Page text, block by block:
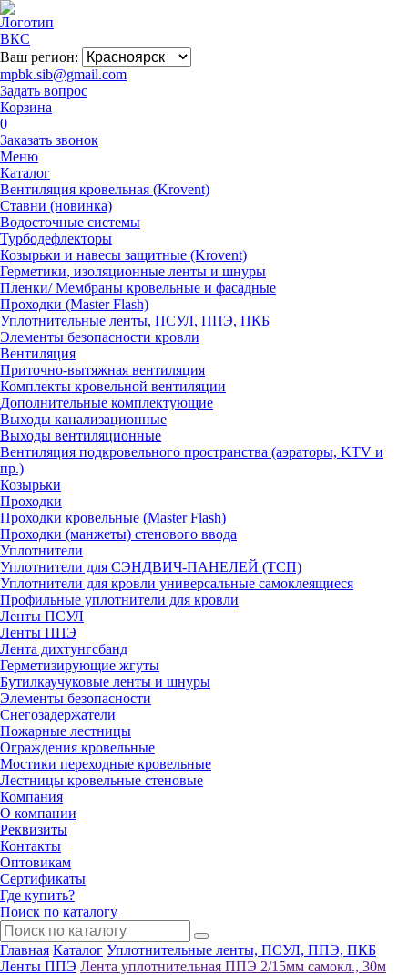
Ваш регион:
mpbk.sib@gmail.com
Задать вопрос
Корзина
0
Заказать звонок
Меню
Каталог
Вентиляция кровельная (Krovent)
Ставни (новинка)
Водосточные системы
Турбодефлекторы
Козырьки и навесы защитные (Krovent)
Герметики, изоляционные ленты и шнуры
Пленки/ Мембраны кровельные и фасадные
Проходки (Master Flash)
Уплотнительные ленты, ПСУЛ, ППЭ, ПКБ
Элементы безопасности кровли
Вентиляция
Приточно-вытяжная вентиляция
Комплекты кровельной вентиляции
Дополнительные комплектующие
Выходы канализационные
Выходы вентиляционные
Вентиляция подкровельного пространства (аэраторы, KTV и
пр.)
Козырьки
Проходки
Проходки кровельные (Master Flash)
Проходки (манжеты) стенового ввода
Уплотнители
Уплотнители для СЭНДВИЧ-ПАНЕЛЕЙ (ТСП)
Уплотнители для кровли универсальные самоклеящиеся
Профильные уплотнители для кровли
Ленты ПСУЛ
Ленты ППЭ
Лента дихтунгсбанд
Герметизирующие жгуты
Бутилкаучуковые ленты и шнуры
Элементы безопасности
Снегозадержатели
Пожарные лестницы
Ограждения кровельные
Мостики переходные кровельные
Лестницы кровельные стеновые
Компания
О компании
Реквизиты
Контакты
Оптовикам
Сертификаты
Где купить?
Поиск по каталогу
Главная Каталог Уплотнительные ленты, ПСУЛ, ППЭ, ПКБ
Ленты ППЭ Лента уплотнительная ППЭ 2/15мм самокл., 30м